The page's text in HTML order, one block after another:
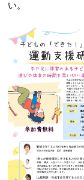
い。